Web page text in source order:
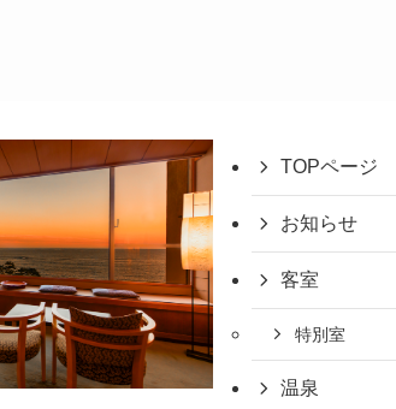
TOPページ
お知らせ
客室
特別室
温泉